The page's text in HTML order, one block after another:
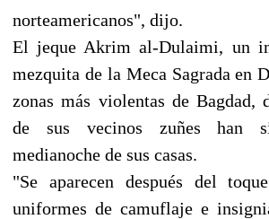
norteamericanos", dijo.
El jeque Akrim al‑Dulaimi, un
mezquita de la Meca Sagrada en
zonas más violentas de Bagdad,
de sus vecinos zuñes han
medianoche de sus casas.
"Se aparecen después del
uniformes de camuflaje e